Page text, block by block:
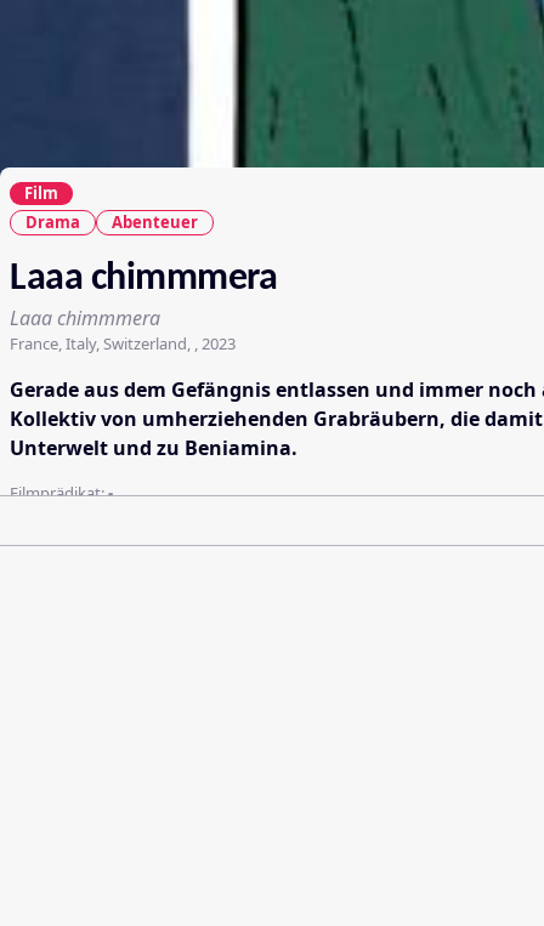
Film
Drama
Abenteuer
Laaa chimmmera
Laaa chimmmera
France, Italy, Switzerland, , 2023
Gerade aus dem Gefängnis entlassen und immer
Kollektiv von umherziehenden Grabräubern, die
Unterwelt und zu Beniamina.
Filmprädikat:-